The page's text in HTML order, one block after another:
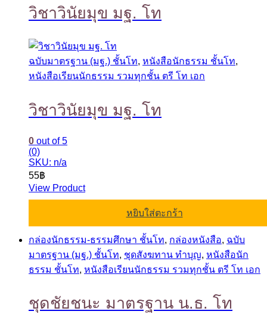
วิชาวินัยมุข มฐ. โท
ฉบับมาตรฐาน (มฐ.) ชั้นโท, หนังสือนักธรรม ชั้นโท,
หนังสือเรียนนักธรรม รวมทุกชั้น ตรี โท เอก
วิชาวินัยมุข มฐ. โท
0 out of 5
(0)
SKU: n/a
55฿
View Product
หยิบใส่ตะกร้า
กล่องนักธรรม-ธรรมศึกษา ชั้นโท, กล่องหนังสือ, ฉบับ
มาตรฐาน (มฐ.) ชั้นโท, ชุดสังฆทาน ทำบุญ, หนังสือนัก
ธรรม ชั้นโท, หนังสือเรียนนักธรรม รวมทุกชั้น ตรี โท เอก
ชุดชัยชนะ มาตรฐาน น.ธ. โท